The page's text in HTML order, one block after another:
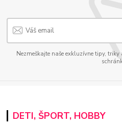
Nezmeškajte naše exkluzívne tipy, triky
DETI, ŠPORT, HOBBY